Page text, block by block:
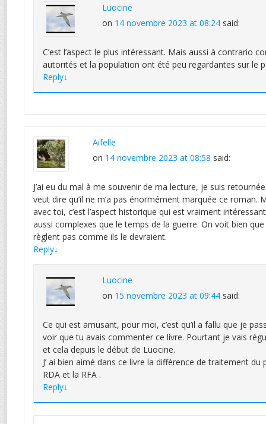
Luocine
on 14 novembre 2023 at 08:24 said:
C’est l’aspect le plus intéressant. Mais aussi à contrario
autorités et la population ont été peu regardantes sur le
Reply↓
Aifelle
on 14 novembre 2023 at 08:58 said:
J’ai eu du mal à me souvenir de ma lecture, je suis
veut dire qu’il ne m’a pas énormément marquée ce roman.
avec toi, c’est l’aspect historique qui est vraiment
aussi complexes que le temps de la guerre. On voit bien
règlent pas comme ils le devraient.
Reply↓
Luocine
on 15 novembre 2023 at 09:44 said:
Ce qui est amusant, pour moi, c’est qu’il a fallu que je
voir que tu avais commenter ce livre. Pourtant je vais
et cela depuis le début de Luocine.
J’ ai bien aimé dans ce livre la différence de traitement du
RDA et la RFA .
Reply↓